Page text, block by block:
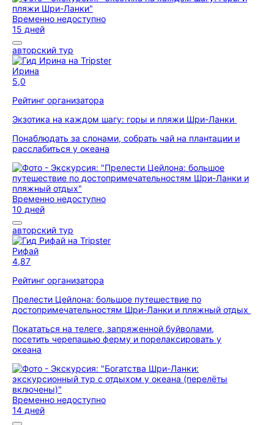
Временно недоступно
15 дней
авторский тур
Ирина
5,0
Рейтинг организатора
Экзотика на каждом шагу: горы и пляжи Шри-Ланки
Понаблюдать за слонами, собрать чай на плантации и
расслабиться у океана
Временно недоступно
10 дней
авторский тур
Рифай
4,87
Рейтинг организатора
Прелести Цейлона: большое путешествие по
достопримечательностям Шри-Ланки и пляжный отдых
Покататься на телеге, запряженной буйволами,
посетить черепашью ферму и порелаксировать у
океана
Временно недоступно
14 дней